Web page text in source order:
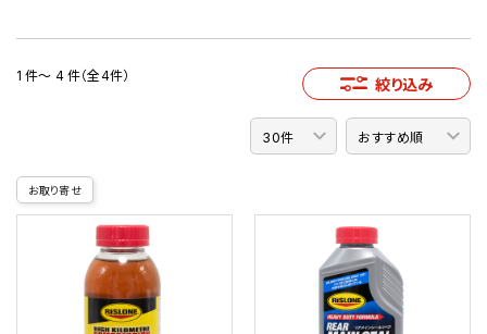
1 件～ 4 件（全4件） 絞り込み
お取り寄せ